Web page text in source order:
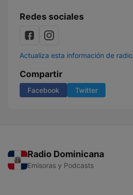
Redes sociales
Actualiza esta información de radio
Compartir
Facebook Twitter
Radio Dominicana
Emisoras y Podcasts